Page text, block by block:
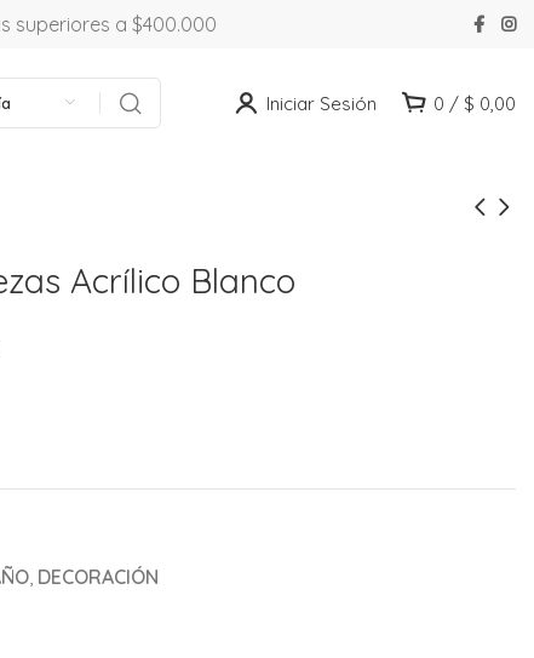
superiores a $400.000
Iniciar Sesión 0 / $ 0,00
Acrílico Blanco
DECORACIÓN